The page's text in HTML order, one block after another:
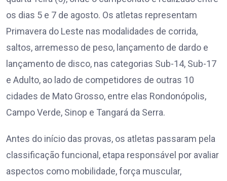
os dias 5 e 7 de agosto. Os atletas representam
Primavera do Leste nas modalidades de corrida,
saltos, arremesso de peso, lançamento de dardo e
lançamento de disco, nas categorias Sub-14, Sub-17
e Adulto, ao lado de competidores de outras 10
cidades de Mato Grosso, entre elas Rondonópolis,
Campo Verde, Sinop e Tangará da Serra.
Antes do início das provas, os atletas passaram pela
classificação funcional, etapa responsável por avaliar
aspectos como mobilidade, força muscular,